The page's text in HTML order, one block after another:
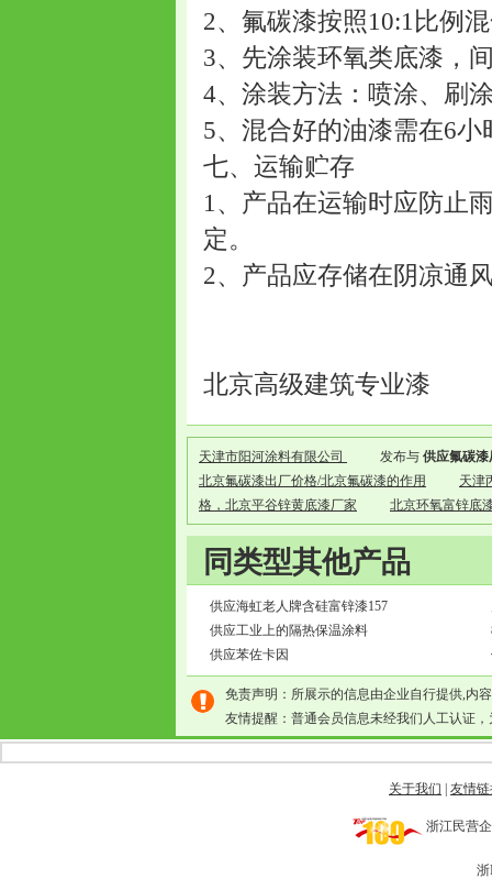
2、氟碳漆按照10:1比例
3、先涂装环氧类底漆，
4、涂装方法：喷涂、刷
5、混合好的油漆需在6小
七、运输贮存
1、产品在运输时应防止
定。
2、产品应存储在阴凉通
北京高级建筑专业漆
天津市阳河涂料有限公司 发布与 供应氟碳
北京氟碳漆出厂价格/北京氟碳漆的作用
天津
格，北京平谷锌黄底漆厂家
北京环氧富锌底
同类型其他产品
供应海虹老人牌含硅富锌漆157
供应工业上的隔热保温涂料
供应苯佐卡因
免责声明：所展示的信息由企业自行提供,内
友情提醒：普通会员信息未经我们人工认证
关于我们 友情
浙江民营
浙